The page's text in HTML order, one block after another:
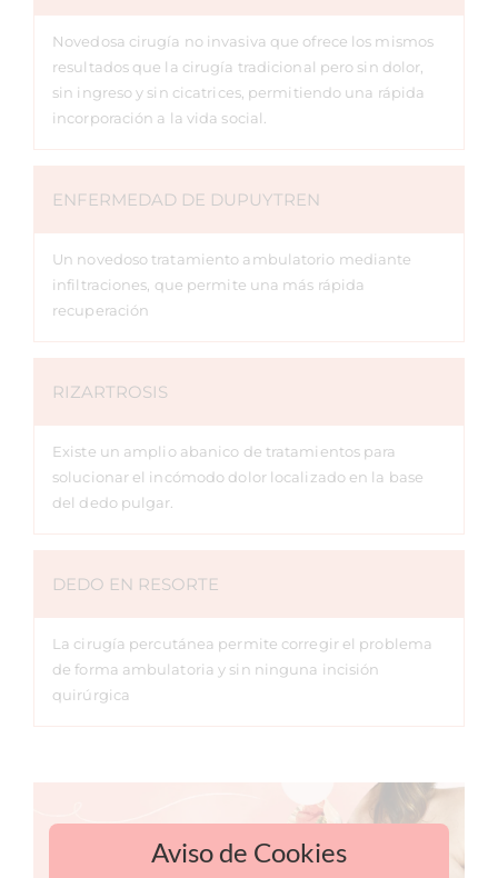
Novedosa cirugía no invasiva que ofrece los mismos
resultados que la cirugía tradicional pero sin dolor,
sin ingreso y sin cicatrices, permitiendo una rápida
incorporación a la vida social.
ENFERMEDAD DE DUPUYTREN
Un novedoso tratamiento ambulatorio mediante
infiltraciones, que permite una más rápida
recuperación
RIZARTROSIS
Existe un amplio abanico de tratamientos para
solucionar el incómodo dolor localizado en la base
del dedo pulgar.
DEDO EN RESORTE
La cirugía percutánea permite corregir el problema
de forma ambulatoria y sin ninguna incisión
quirúrgica
Aviso de Cookies